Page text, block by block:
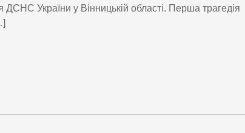
ДСНС України у Вінницькій області. Перша трагедія